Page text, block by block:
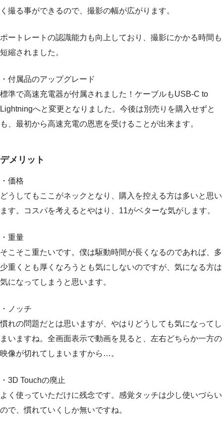
く撮る事ができるので、撮影の幅が広がります。
ポートレートの認識能力も向上しており、撮影にかかる時間も
短縮されました。
・付属品のアップグレード
標準で高速充電器が付属されました！ケーブルもUSB-C to
Lightningへと変更となりました。今後は別売りを購入せずと
も、最初から高速充電の恩恵を受けることが出来ます。
デメリット
・価格
どうしてもここがネックとなり、購入を控える方は多いと思い
ます。コスパを考えるとやはり、11がベターな気がします。
・重量
そこそこ重たいです。僕は駆動時間が長くなるのであれば、多
少重くとも厚くなろうとも気にしないのですが、気になる方は
気になってしまうと思います。
・ノッチ
慣れの問題だとは思いますが、やはりどうしても気になってし
まいますね。全画面表示で動画を見ると、左右どちらか一方の
映像が切れてしまいますから…。
・3D Touchの廃止
よく使っていただけに残念です。感覚タッチは少し使いづらい
ので、慣れていくしか無いですね。